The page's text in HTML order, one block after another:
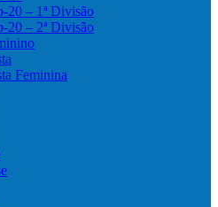
20 – 1ª Divisão
20 – 2ª Divisão
Feminina